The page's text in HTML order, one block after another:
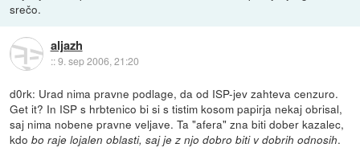
srečo.
aljazh
::9. sep 2006, 21:20
d0rk: Urad nima pravne podlage, da od ISP-jev zahteva cenzuro.
Get it? In ISP s hrbtenico bi si s tistim kosom papirja nekaj obrisal,
saj nima nobene pravne veljave. Ta "afera" zna biti dober kazalec,
kdobo raje lojalen oblasti, saj je z njo dobro biti v dobrih odnosih.